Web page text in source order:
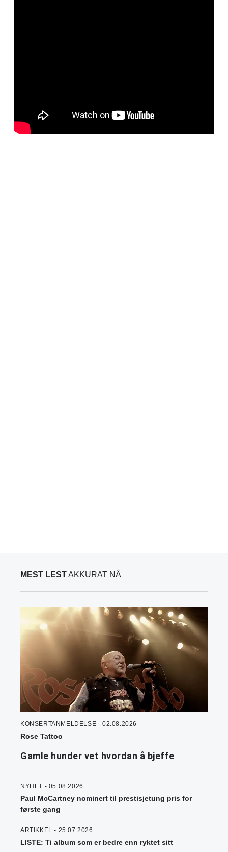
MEST LESTAKKURAT NÅ
KONSERTANMELDELSE - 02.08.2026
Rose Tattoo
Gamle hunder vet hvordan å bjeffe
NYHET - 05.08.2026
Paul McCartney nominert til prestisjetung pris for
første gang
ARTIKKEL - 25.07.2026
LISTE: Ti album som er bedre enn ryktet sitt